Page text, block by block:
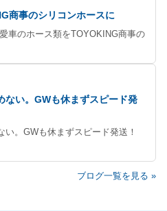
商事のシリコンホースに
車のホース類をTOYOKING商事の
ない。GWも休まずスピード発
。GWも休まずスピード発送！
ブログ一覧を見る »